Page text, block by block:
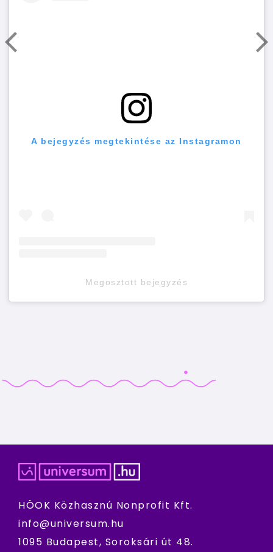
A bejegyzés megtekintése az Instagramon
Megosztott bejegyzés
HÖOK Közhasznú Nonprofit Kft.
info@universum.hu
1095 Budapest, Soroksári út 48.